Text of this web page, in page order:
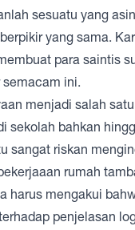
sesuatu yang
yang sama.
para saintis
semacam ini.
menjadi salah
bahkan
sangat riskan
rumah
harus mengakui
penjelasan